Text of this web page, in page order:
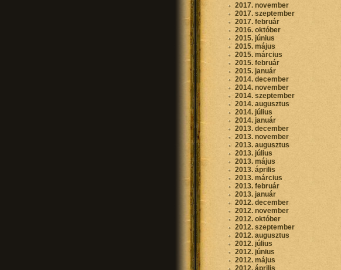
2017. november
2017. szeptember
2017. február
2016. október
2015. június
2015. május
2015. március
2015. február
2015. január
2014. december
2014. november
2014. szeptember
2014. augusztus
2014. július
2014. január
2013. december
2013. november
2013. augusztus
2013. július
2013. május
2013. április
2013. március
2013. február
2013. január
2012. december
2012. november
2012. október
2012. szeptember
2012. augusztus
2012. július
2012. június
2012. május
2012. április